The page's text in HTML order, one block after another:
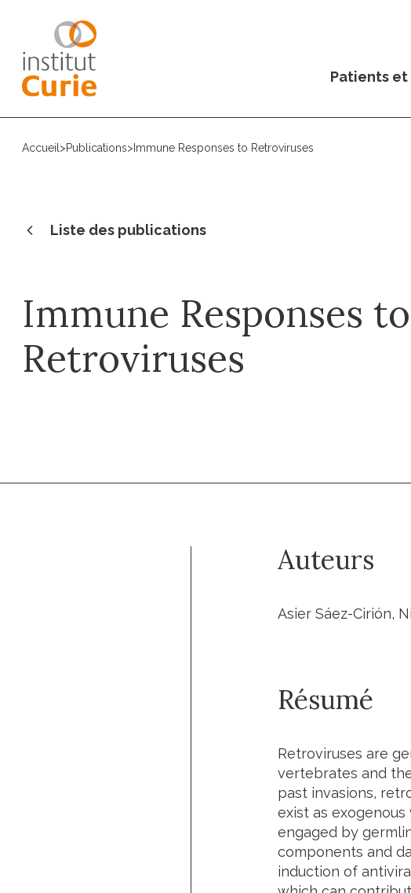
Patients et
Accueil >Publications> Immune Responses to Retroviruses
Liste des publications
Immune Responses to
Retroviruses
Auteurs
Asier Sáez-Cirión,
Résumé
Retroviruses are
vertebrates and
past invasions,
exist as exogenous
engaged by
components and
induction of